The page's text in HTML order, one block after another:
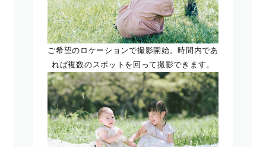
ご希望のロケーションで撮影開始。時間内であ
れば複数のスポットを回って撮影できます。